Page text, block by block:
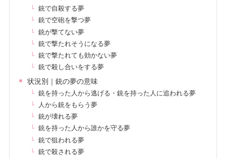
銃で自殺する夢
銃で空砲を撃つ夢
銃が撃てない夢
銃で撃たれそうになる夢
銃で撃たれても効かない夢
銃で殺し合いをする夢
状況別｜銃の夢の意味
銃を持った人から逃げる・銃を持った人に追われる夢
人から銃をもらう夢
銃が壊れる夢
銃を持った人から誰かを守る夢
銃で狙われる夢
銃で殺される夢